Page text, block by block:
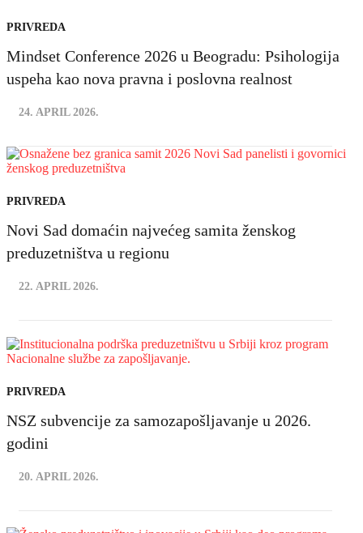
PRIVREDA
Mindset Conference 2026 u Beogradu: Psihologija
uspeha kao nova pravna i poslovna realnost
24. APRIL 2026.
PRIVREDA
Novi Sad domaćin najvećeg samita ženskog
preduzetništva u regionu
22. APRIL 2026.
PRIVREDA
NSZ subvencije za samozapošljavanje u 2026.
godini
20. APRIL 2026.